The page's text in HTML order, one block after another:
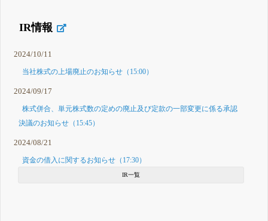
IR情報
2024/10/11
当社株式の上場廃止のお知らせ（15:00）
2024/09/17
株式併合、単元株式数の定めの廃止及び定款の一部変更に係る承認
決議のお知らせ（15:45）
2024/08/21
資金の借入に関するお知らせ（17:30）
IR一覧